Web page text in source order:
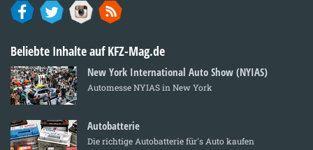
Beliebte Inhalte auf KFZ-Mag.de
New York International Auto Show (NYIAS)
Automesse NYIAS in New York
Autobatterie
Die richtige Autobatterie für's Auto kaufen